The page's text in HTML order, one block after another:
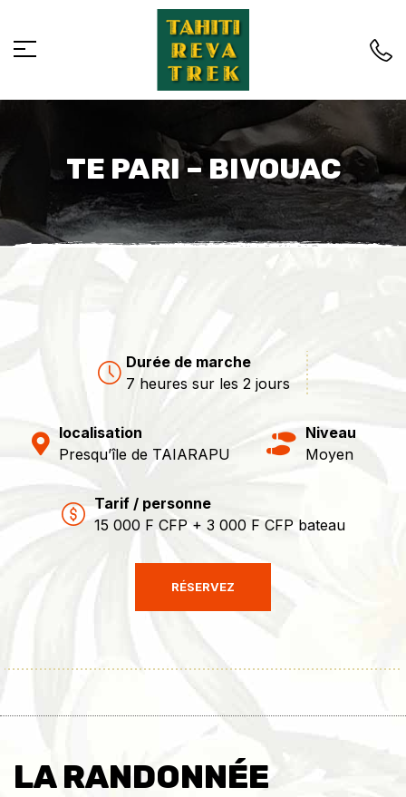
TE PARI – BIVOUAC
Durée de marche
7 heures sur les 2 jours
localisation
Presqu’île de TAIARAPU
Niveau
Moyen
Tarif / personne
15 000 F CFP + 3 000 F CFP bateau
RÉSERVEZ
LA RANDONNÉE